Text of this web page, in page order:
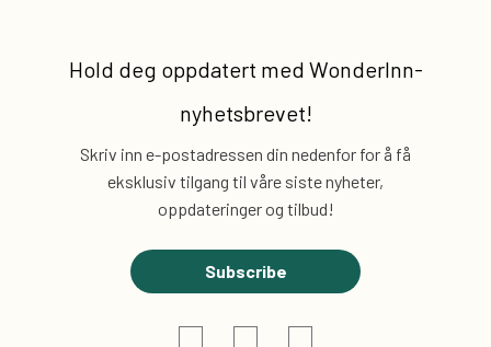
Hold deg oppdatert med WonderInn-
nyhetsbrevet!
Skriv inn e-postadressen din nedenfor for å få
eksklusiv tilgang til våre siste nyheter,
oppdateringer og tilbud!
Subscribe